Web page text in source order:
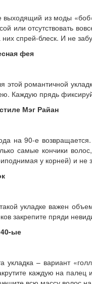
выходящий из моды
или отсутствовать
них спрей-блеск. И не
фея
этой романтичной
Каждую прядь
Мэг Райан
на 90-е возвращается.
самые кончики
у корней) и не
укладке важен
закрепите пряди
ые
укладка – вариант
каждую на палец